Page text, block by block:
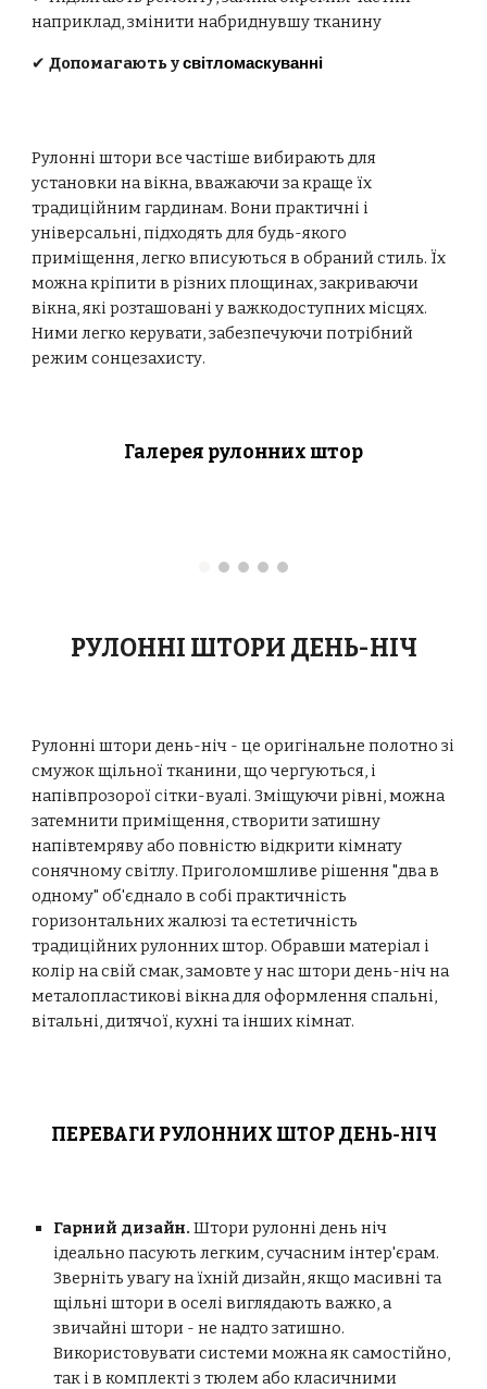
наприклад, змінити набриднувшу тканину
✔Допомагають усвітломаскуванні
Рулонні штори все частіше вибирають для
установки на вікна, вважаючи за краще їх
традиційним гардинам. Вони практичні і
універсальні, підходять для будь-якого
приміщення, легко вписуються в обраний стиль. Їх
можна кріпити в різних площинах, закриваючи
вікна, які розташовані у важкодоступних місцях.
Ними легко керувати, забезпечуючи потрібний
режим сонцезахисту.
Галерея рулонних штор
РУЛОННІ ШТОРИ ДЕНЬ-НІЧ
Рулонні штори день-ніч - це оригінальне полотно зі
смужок щільної тканини, що чергуються, і
напівпрозорої сітки-вуалі. Зміщуючи рівні, можна
затемнити приміщення, створити затишну
напівтемряву або повністю відкрити кімнату
сонячному світлу. Приголомшливе рішення "два в
одному" об'єднало в собі практичність
горизонтальних жалюзі та естетичність
традиційних рулонних штор. Обравши матеріал і
колір на свій смак, замовте у нас штори день-ніч на
металопластикові вікна для оформлення спальні,
вітальні, дитячої, кухні та інших кімнат.
ПЕРЕВАГИ РУЛОННИХ ШТОР ДЕНЬ-НІЧ
Гарний дизайн. Штори рулонні день ніч
ідеально пасують легким, сучасним інтер'єрам.
Зверніть увагу на їхній дизайн, якщо масивні та
щільні штори в оселі виглядають важко, а
звичайні штори - не надто затишно.
Використовувати системи можна як самостійно,
так і в комплекті з тюлем або класичними